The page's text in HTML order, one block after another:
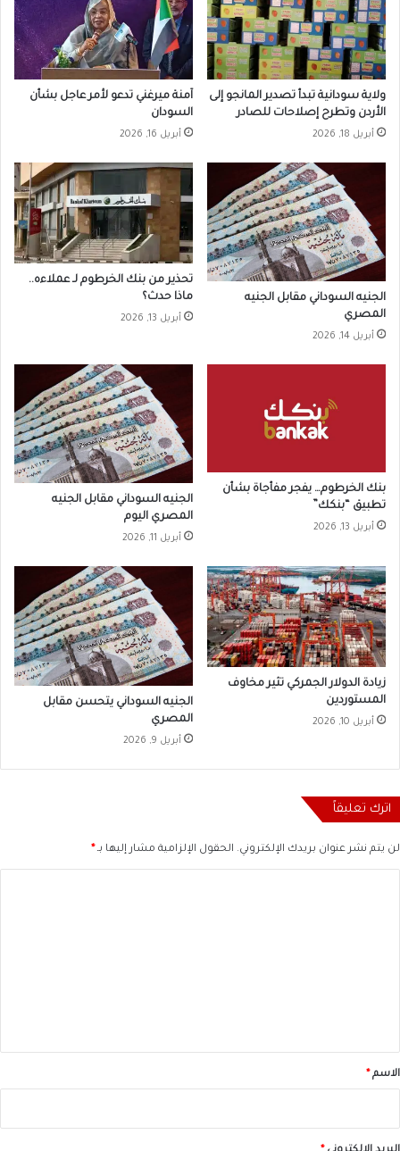
ولاية سودانية تبدأ تصدير المانجو إلى
الأردن وتطرح إصلاحات للصادر
أبريل 18, 2026
آمنة ميرغني تدعو لأمر عاجل بشأن
السودان
أبريل 16, 2026
الجنيه السوداني مقابل الجنيه
المصري
أبريل 14, 2026
تحذير من بنك الخرطوم لـ عملاءه..
ماذا حدث؟
أبريل 13, 2026
بنك الخرطوم… يفجر مفأجاة بشأن
تطبيق “بنكك”
أبريل 13, 2026
الجنيه السوداني مقابل الجنيه
المصري اليوم
أبريل 11, 2026
زيادة الدولار الجمركي تثير مخاوف
المستوردين
أبريل 10, 2026
الجنيه السوداني يتحسن مقابل
المصري
أبريل 9, 2026
اترك تعليقاً
لن يتم نشر عنوان بريدك الإلكتروني. الحقول الإلزامية مشار إليها بـ*
*الاسم*